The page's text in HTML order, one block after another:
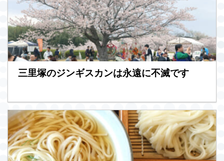
三里塚のジンギスカンは永遠に不滅です